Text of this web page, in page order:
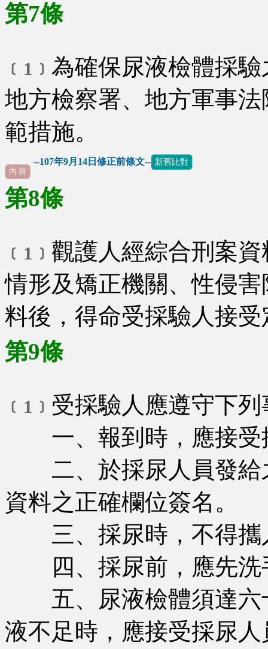
第7條
﹝1﹞ 為確保尿液檢體採
地方檢察署、地方軍事
範措施。
--107年9月14日修正前條文-- 新舊比對
內 容
第8條
﹝1﹞ 觀護人經綜合刑案
情形及矯正機關、性侵
料後，得命受採驗人接
第9條
﹝1﹞ 受採驗人應遵守下
一、報到時，應接受
二、於採尿人員發給
資料之正確欄位簽名。
三、採尿時，不得攜
四、採尿前，應先洗
五、尿液檢體須達六
液不足時，應接受採尿